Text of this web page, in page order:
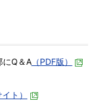
にQ＆A（PDF版）
ト）